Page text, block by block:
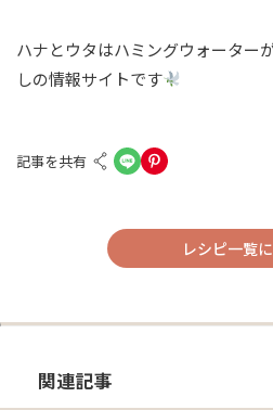
ハナとウタはハミングウォーター
しの情報サイトです
記事を共有
レシピ一覧
関連記事